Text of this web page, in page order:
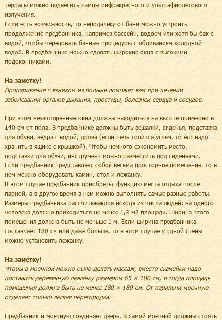
террасы можно подвесить лампы инфракрасного и ультрафиолетового
излучения.
Если есть возможность, то неподалеку от бани можно устроить
продолжение предбанника, например бассейн, водоем или хотя бы бак с
водой, чтобы чередовать банные процедуры с обливанием холодной
водой. В предбаннике можно сделать широкие окна с высокими
подоконниками.
На заметку!
Пропаривание с веником из полыни поможет вам при лечении
заболеваний органов дыхания, простуды, болезней сердца и сосудов.
При этом незашторенные окна должны находиться на высоте примерно в
140 см от пола. В предбаннике должны быть вешалки, сиденья, подставка
для обуви, ведра с водой, дрова (если печь топится углем, то его надо
хранить в ящике с крышкой). Чтобы немного сэкономить место,
подставки для обуви, инструмент можно разместить под сиденьями.
Если предбанник представляет собой весьма просторное помещение, то в
нем можно оборудовать камин, стол и лежанку.
В этом случае предбанник приобретет функцию места отдыха после
парной, а в другое время в нем можно выполнять самые разные работы.
Размеры предбанника рассчитываются исходя из числа людей: на одного
человека должно приходиться не менее 1,3 м2 площади. Ширина этого
помещения должна быть не меньше 1 м. Если ширина предбанника
составляет 180 см или даже больше, то в этом случае у одной стены
можно установить лежанку.
На заметку!
Чтобы в моечной можно было делать массаж, вместо скамейки надо
поставить деревянную лежанку размером 65 × 180 см, и тогда площадь
помещения должна быть не менее 180 × 180 см. От парильни моечную
отделяет только легкая перегородка.
Предбанник и моечную соединяет дверь. В самой моечной должны стоять